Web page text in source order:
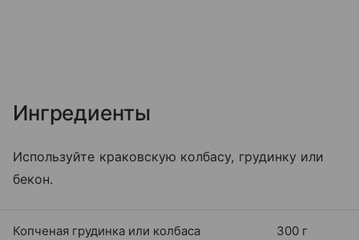
Ингредиенты
Используйте краковскую колбасу, грудинку или
бекон.
Копченая грудинка или колбаса 300 г